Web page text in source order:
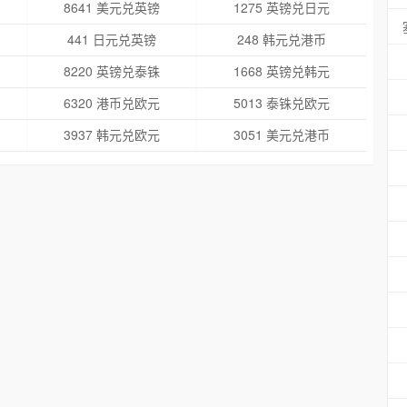
8641 美元兑英镑
1275 英镑兑日元
441 日元兑英镑
248 韩元兑港币
8220 英镑兑泰铢
1668 英镑兑韩元
6320 港币兑欧元
5013 泰铢兑欧元
3937 韩元兑欧元
3051 美元兑港币